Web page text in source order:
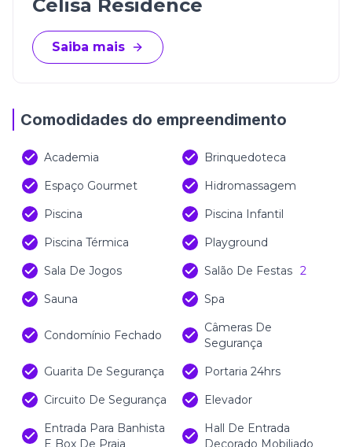
Celisa Residence
Saiba mais
Comodidades do empreendimento
Academia
Brinquedoteca
Espaço Gourmet
Hidromassagem
Piscina
Piscina Infantil
Piscina Térmica
Playground
Sala De Jogos
Salão De Festas 2
Sauna
Spa
Condomínio Fechado
Câmeras De
Segurança
Guarita De Segurança
Portaria 24hrs
Circuito De Segurança
Elevador
Entrada Para Banhista
E Box De Praia
Hall De Entrada
Decorado Mobiliado